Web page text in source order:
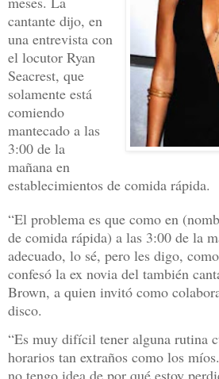
cantante dijo, en
una entrevista con
el locutor Ryan
Seacrest, que
solamente está
comiendo
mantecado a las
3:00 de la
mañana en
establecimientos de comida rápida.
“El problema es que como en
de comida rápida) a las 3:00 de la
adecuado, lo sé, pero les digo,
confesó la ex novia del también
Brown, a quien invitó como
disco.
“Es muy difícil tener alguna rutina
horarios tan extraños como los
no tengo idea de por qué estoy